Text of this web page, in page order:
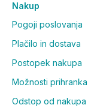
Nakup
Pogoji poslovanja
Plačilo in dostava
Postopek nakupa
Možnosti prihranka
Odstop od nakupa